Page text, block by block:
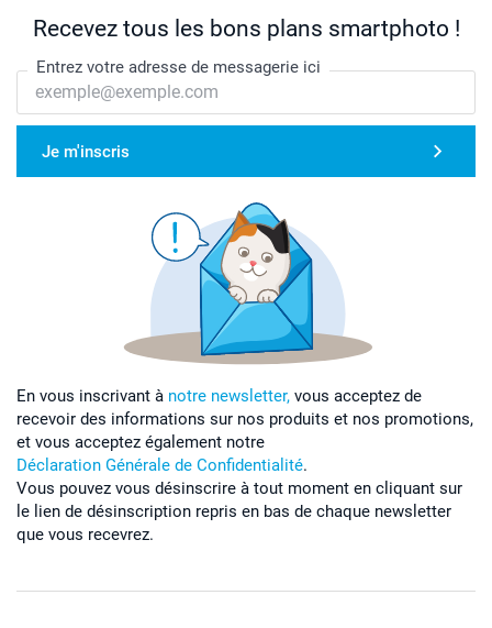
Recevez tous les bons plans smartphoto !
Entrez votre adresse de messagerie ici
Je m'inscris
En vous inscrivant à notre newsletter, vous acceptez de
recevoir des informations sur nos produits et nos promotions,
et vous acceptez également notre
Déclaration Générale de Confidentialité.
Vous pouvez vous désinscrire à tout moment en cliquant sur
le lien de désinscription repris en bas de chaque newsletter
que vous recevrez.